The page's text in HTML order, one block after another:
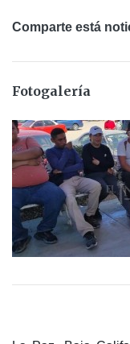
Comparte está
Fotogalería